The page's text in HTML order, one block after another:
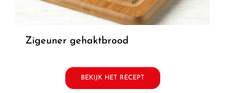
zigeuner gehaktbrood
BEKIJK HET RECEPT